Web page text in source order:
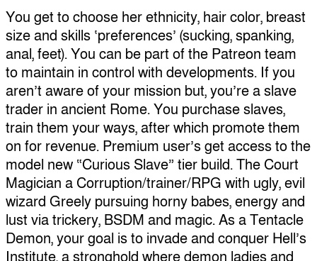
You get to choose her ethnicity, hair color, breast
size and skills ‘preferences’ (sucking, spanking,
anal, feet). You can be part of the Patreon team
to maintain in control with developments. If you
aren’t aware of your mission but, you’re a slave
trader in ancient Rome. You purchase slaves,
train them your ways, after which promote them
on for revenue. Premium user’s get access to the
model new “Curious Slave” tier build. The Court
Magician a Corruption/trainer/RPG with ugly, evil
wizard Greely pursuing horny babes, energy and
lust via trickery, BSDM and magic. As a Tentacle
Demon, your goal is to invade and conquer Hell’s
Institute, a stronghold where demon ladies and